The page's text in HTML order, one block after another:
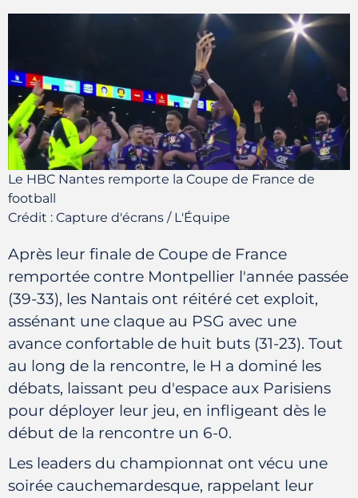
Le HBC Nantes remporte la Coupe de France de
football
Crédit : Capture d'écrans / L'Équipe
Après leur finale de Coupe de France
remportée contre Montpellier l'année passée
(39-33), les Nantais ont réitéré cet exploit,
assénant une claque au PSG avec une
avance confortable de huit buts (31-23). Tout
au long de la rencontre, le H a dominé les
débats, laissant peu d'espace aux Parisiens
pour déployer leur jeu, en infligeant dès le
début de la rencontre un 6-0.
Les leaders du championnat ont vécu une
soirée cauchemardesque, rappelant leur